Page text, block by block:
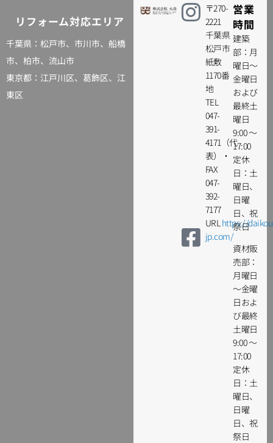
〒270-
2221
千葉県
松戸市
紙敷
1170番
地
TEL
047-
391-
4171（代
表）・
FAX
047-
392-
7177
URL https://
jp.com/
営業
時間
建築
部：月
曜日～
金曜日
および
最終土
曜日
9:00 ～
17:00
定休
日：土
曜日、
日曜
日、祝
祭日
資材販
売部：
月曜日
～金曜
日およ
び最終
土曜日
9:00 ～
17:00
定休
日：土
曜日、
日曜
日、祝
祭日
リフォーム対応エリア
千葉県：松戸市、 市川市、 船橋
市、 柏市、流山市
東京都： 江戸川区、葛飾区、江
東区